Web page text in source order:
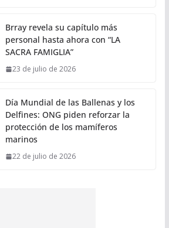
Brray revela su capítulo más
personal hasta ahora con “LA
SACRA FAMIGLIA”
23 de julio de 2026
Día Mundial de las Ballenas y los
Delfines: ONG piden reforzar la
protección de los mamíferos
marinos
22 de julio de 2026